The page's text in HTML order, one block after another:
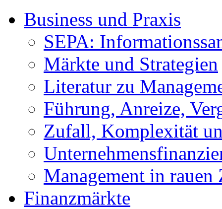
Business und Praxis
SEPA:
Märkte und Strategien
Literatur zu
Führung, Anreize,
Zufall, Komplexität
Management in rauen
Finanzmärkte